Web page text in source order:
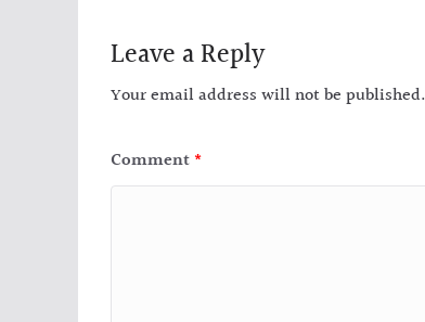
Leave a Reply
Your email address will not be published.
Comment *